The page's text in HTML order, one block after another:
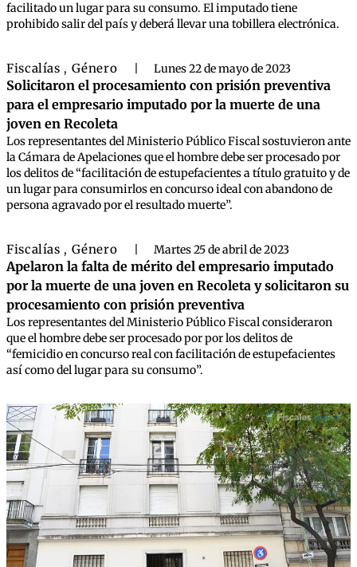
facilitado un lugar para su consumo. El imputado tiene
prohibido salir del país y deberá llevar una tobillera electrónica.
Fiscalías , Género Lunes 22 de mayo de 2023
Solicitaron el procesamiento con prisión preventiva
para el empresario imputado por la muerte de una
joven en Recoleta
Los representantes del Ministerio Público Fiscal sostuvieron ante
la Cámara de Apelaciones que el hombre debe ser procesado por
los delitos de “facilitación de estupefacientes a título gratuito y de
un lugar para consumirlos en concurso ideal con abandono de
persona agravado por el resultado muerte”.
Fiscalías , Género Martes 25 de abril de 2023
Apelaron la falta de mérito del empresario imputado
por la muerte de una joven en Recoleta y solicitaron su
procesamiento con prisión preventiva
Los representantes del Ministerio Público Fiscal consideraron
que el hombre debe ser procesado por por los delitos de
“femicidio en concurso real con facilitación de estupefacientes
así como del lugar para su consumo”.